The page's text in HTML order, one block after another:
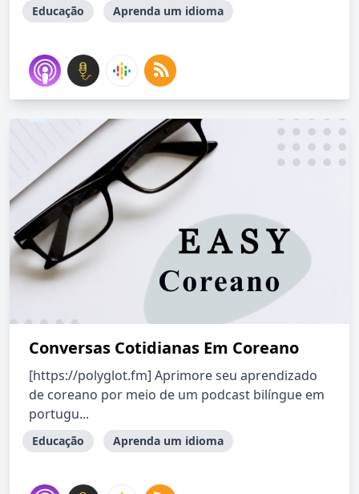
Educação Aprenda um idioma
Conversas Cotidianas Em Coreano
[https://polyglot.fm] Aprimore seu aprendizado
de coreano por meio de um podcast bilíngue em
portugu...
Educação Aprenda um idioma